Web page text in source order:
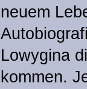
neuem
Lowygina
kommen.